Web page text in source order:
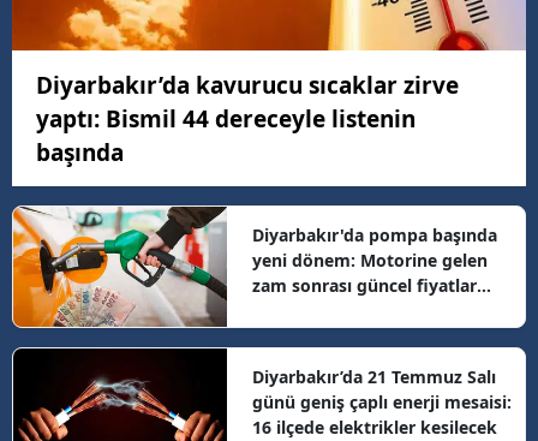
Diyarbakır’da kavurucu sıcaklar zirve
yaptı: Bismil 44 dereceyle listenin
başında
Diyarbakır'da pompa başında
yeni dönem: Motorine gelen
zam sonrası güncel fiyatlar
Diyarbakır’da 21 Temmuz Salı
günü geniş çaplı enerji mesaisi:
16 ilçede elektrikler kesilecek